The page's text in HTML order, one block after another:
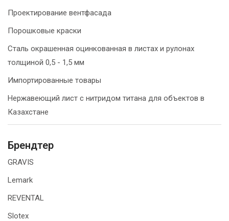
Проектирование вентфасада
Порошковые краски
Сталь окрашенная оцинкованная в листах и рулонах
толщиной 0,5 - 1,5 мм
Импортированные товары
Нержавеющий лист с нитридом титана для объектов в
Казахстане
Брендтер
GRAVIS
Lemark
REVENTAL
Slotex